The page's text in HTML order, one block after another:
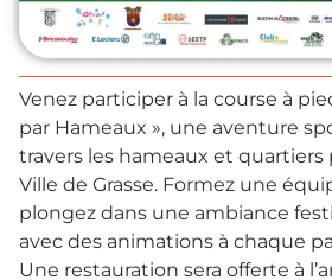
Venez participer à la course à
par Hameaux », une aventure
travers les hameaux et
Ville de Grasse. Formez une
plongez dans une ambiance
avec des animations à chaque
Une restauration sera offerte à